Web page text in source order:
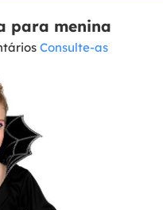
para menina
Consulte-as